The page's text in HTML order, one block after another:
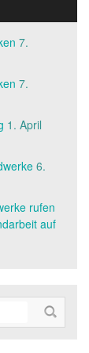
7.
7.
1. April
6.
rufen
auf